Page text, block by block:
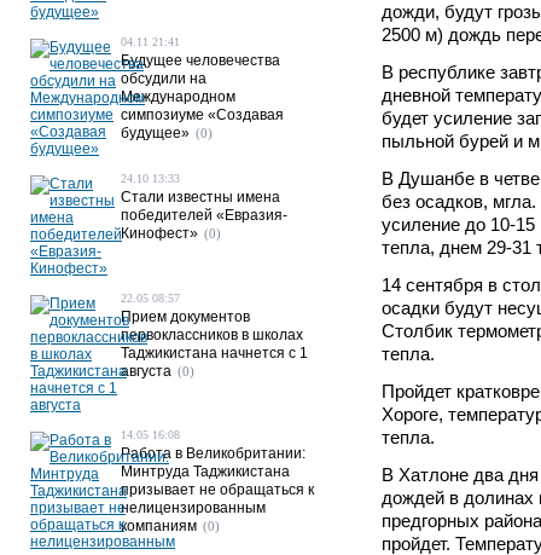
дожди, будут
2500 м) дождь
В республике
дневной
будет усиление
пыльной бурей и
В Душанбе в
без осадков,
усиление до 10-
тепла, днем 29-31
14 сентября в
осадки будут
Столбик
тепла.
Пройдет
Хороге,
тепла.
В Хатлоне два
дождей в долинах
предгорных
пройдет.
04.11 21:41
Будущее человечества
обсудили на
Международном
симпозиуме «Создавая
будущее» (0)
24.10 13:33
Стали известны имена
победителей «Евразия-
Кинофест» (0)
22.05 08:57
Прием документов
первоклассников в школах
Таджикистана начнется с 1
августа (0)
14.05 16:08
Работа в Великобритании:
Минтруда Таджикистана
призывает не обращаться к
нелицензированным
компаниям (0)